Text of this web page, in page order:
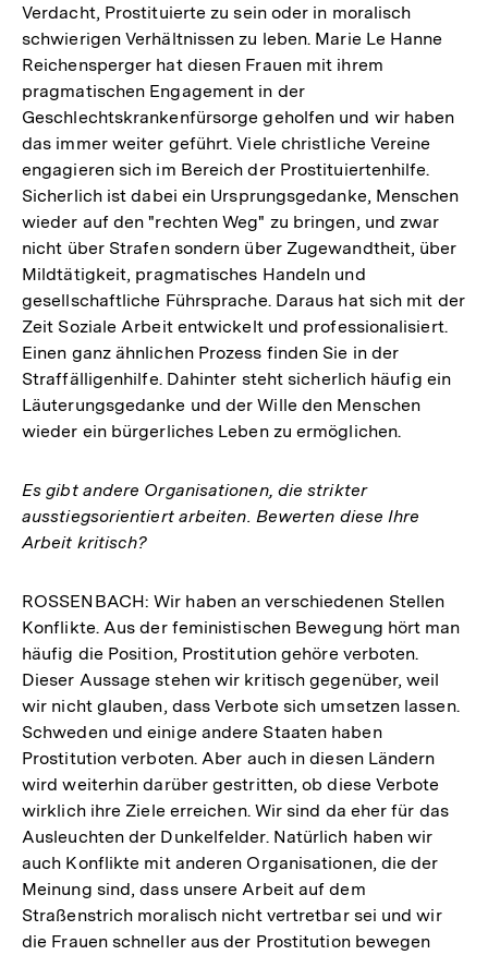
Verdacht, Prostituierte zu sein oder in moralisch
schwierigen Verhältnissen zu leben. Marie Le Hanne
Reichensperger hat diesen Frauen mit ihrem
pragmatischen Engagement in der
Geschlechtskrankenfürsorge geholfen und wir haben
das immer weiter geführt. Viele christliche Vereine
engagieren sich im Bereich der Prostituiertenhilfe.
Sicherlich ist dabei ein Ursprungsgedanke, Menschen
wieder auf den "rechten Weg" zu bringen, und zwar
nicht über Strafen sondern über Zugewandtheit, über
Mildtätigkeit, pragmatisches Handeln und
gesellschaftliche Führsprache. Daraus hat sich mit der
Zeit Soziale Arbeit entwickelt und professionalisiert.
Einen ganz ähnlichen Prozess finden Sie in der
Straffälligenhilfe. Dahinter steht sicherlich häufig ein
Läuterungsgedanke und der Wille den Menschen
wieder ein bürgerliches Leben zu ermöglichen.
Es gibt andere Organisationen, die strikter
ausstiegsorientiert arbeiten. Bewerten diese Ihre
Arbeit kritisch?
ROSSENBACH: Wir haben an verschiedenen Stellen
Konflikte. Aus der feministischen Bewegung hört man
häufig die Position, Prostitution gehöre verboten.
Dieser Aussage stehen wir kritisch gegenüber, weil
wir nicht glauben, dass Verbote sich umsetzen lassen.
Schweden und einige andere Staaten haben
Prostitution verboten. Aber auch in diesen Ländern
wird weiterhin darüber gestritten, ob diese Verbote
wirklich ihre Ziele erreichen. Wir sind da eher für das
Ausleuchten der Dunkelfelder. Natürlich haben wir
auch Konflikte mit anderen Organisationen, die der
Meinung sind, dass unsere Arbeit auf dem
Straßenstrich moralisch nicht vertretbar sei und wir
die Frauen schneller aus der Prostitution bewegen